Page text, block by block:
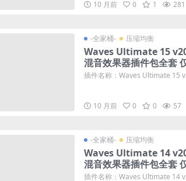
10 月前 0 1 281
-全家桶- 压缩均衡
Waves Ultimate 15
混音效果器插件包全套
插件名称：Waves Ultimate 15
10 月前 0 0 57
-全家桶- 压缩均衡
Waves Ultimate 14
混音效果器插件包全套
插件名称：Waves Ultimate 14